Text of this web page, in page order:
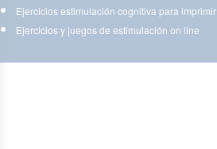
Ejercicios estimulación cognitiva para imprimir
Ejercicios y juegos de estimulación on line